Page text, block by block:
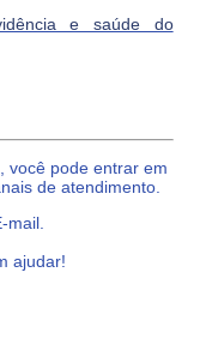
e saúde do
você pode entrar em
de atendimento.
mail.
ajudar!